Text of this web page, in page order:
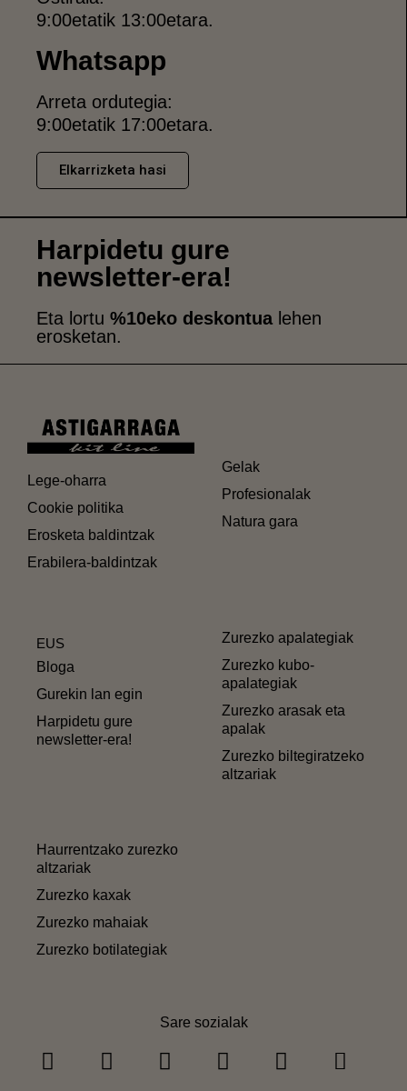
9:00etatik 13:00etara.
Whatsapp
Arreta ordutegia:
9:00etatik 17:00etara.
Elkarrizketa hasi
Harpidetu gure
newsletter-era!
Eta lortu %10eko deskontua lehen
erosketan.
Lege-oharra
Cookie politika
Erosketa baldintzak
Erabilera-baldintzak
Gelak
Profesionalak
Natura gara
EUS
Bloga
Gurekin lan egin
Harpidetu gure
newsletter-era!
Zurezko apalategiak
Zurezko kubo-
apalategiak
Zurezko arasak eta
apalak
Zurezko biltegiratzeko
altzariak
Haurrentzako zurezko
altzariak
Zurezko kaxak
Zurezko mahaiak
Zurezko botilategiak
Sare sozialak